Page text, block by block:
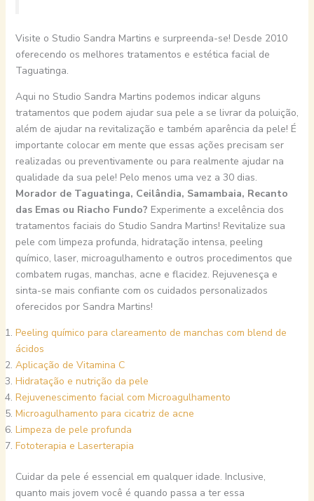
Visite o Studio Sandra Martins e surpreenda-se! Desde 2010
oferecendo os melhores tratamentos e estética facial de
Taguatinga.
Aqui no Studio Sandra Martins podemos indicar alguns
tratamentos que podem ajudar sua pele a se livrar da poluição,
além de ajudar na revitalização e também aparência da pele! É
importante colocar em mente que essas ações precisam ser
realizadas ou preventivamente ou para realmente ajudar na
qualidade da sua pele! Pelo menos uma vez a 30 dias.
Morador de Taguatinga, Ceilândia, Samambaia, Recanto
das Emas ou Riacho Fundo? Experimente a excelência dos
tratamentos faciais do Studio Sandra Martins! Revitalize sua
pele com limpeza profunda, hidratação intensa, peeling
químico, laser, microagulhamento e outros procedimentos que
combatem rugas, manchas, acne e flacidez. Rejuvenesça e
sinta-se mais confiante com os cuidados personalizados
oferecidos por Sandra Martins!
Peeling químico para clareamento de manchas com blend de
ácidos
Aplicação de Vitamina C
Hidratação e nutrição da pele
Rejuvenescimento facial com Microagulhamento
Microagulhamento para cicatriz de acne
Limpeza de pele profunda
Fototerapia e Laserterapia
Cuidar da pele é essencial em qualquer idade. Inclusive,
quanto mais jovem você é quando passa a ter essa